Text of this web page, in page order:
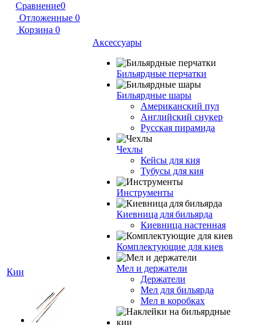
Сравнение0
Отложенные 0
Корзина 0
Кии
Аксессуары
Бильярдные перчатки
Бильярдные шары
Американский пул
Английский снукер
Русская пирамида
Чехлы
Кейсы для кия
Тубусы для кия
Инструменты
Киевница для бильярда
Киевница настенная
Комплектующие для киев
Мел и держатели
Держатели
Мел для бильярда
Мел в коробках